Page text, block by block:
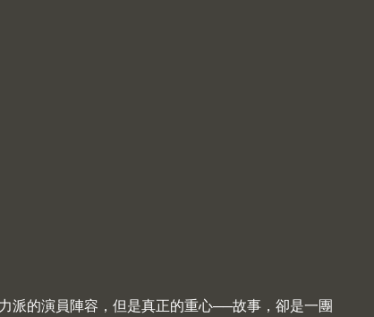
派的演員陣容，但是真正的重心──故事，卻是一團